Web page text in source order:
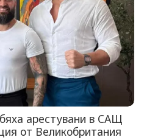
арестувани в САЩ
от Великобритания